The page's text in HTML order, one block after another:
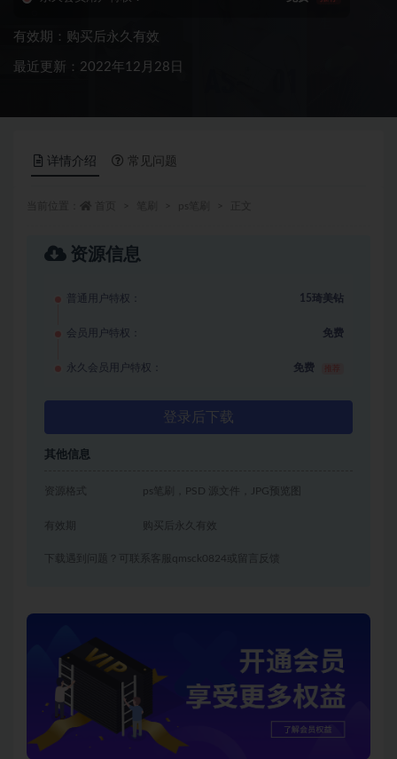
有效期：购买后永久有效
最近更新：2022年12月28日
详情介绍 常见问题
资源信息
普通用户特权： 15琦美钻
会员用户特权： 免费
永久会员用户特权： 免费
登录后下载
其他信息
资源格式 ps笔刷，PSD 源文件，JPG预览图
有效期 购买后永久有效
下载遇到问题？可联系客服qmsck0824或留言反馈